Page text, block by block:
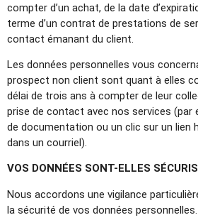
compter d’un achat, de la date
terme d’un contrat de prestations de
contact émanant du client.
Les données personnelles vous
prospect non client sont quant à elles
délai de trois ans à compter de leur
prise de contact avec nos services (par
de documentation ou un clic sur un lien
dans un courriel).
VOS DONNÉES SONT-ELLES
Nous accordons une vigilance
la sécurité de vos données personnelles.